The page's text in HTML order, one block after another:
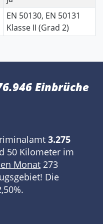
EN 50130, EN 50131
Klasse II (Grad 2)
Einbrüche
3.275
50 Kilometer im
Monat 273
Die